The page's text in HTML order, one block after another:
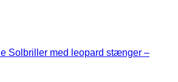
Solbriller med leopard stænger –